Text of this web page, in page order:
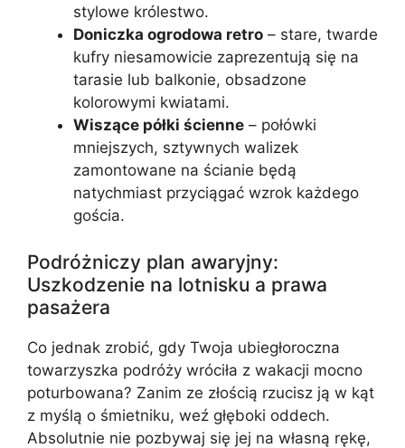
stylowe królestwo.
Doniczka ogrodowa retro – stare, twarde
kufry niesamowicie zaprezentują się na
tarasie lub balkonie, obsadzone
kolorowymi kwiatami.
Wiszące półki ścienne – połówki
mniejszych, sztywnych walizek
zamontowane na ścianie będą
natychmiast przyciągać wzrok każdego
gościa.
Podróżniczy plan awaryjny:
Uszkodzenie na lotnisku a prawa
pasażera
Co jednak zrobić, gdy Twoja ubiegłoroczna
towarzyszka podróży wróciła z wakacji mocno
poturbowana? Zanim ze złością rzucisz ją w kąt
z myślą o śmietniku, weź głęboki oddech.
Absolutnie nie pozbywaj się jej na własną rękę,